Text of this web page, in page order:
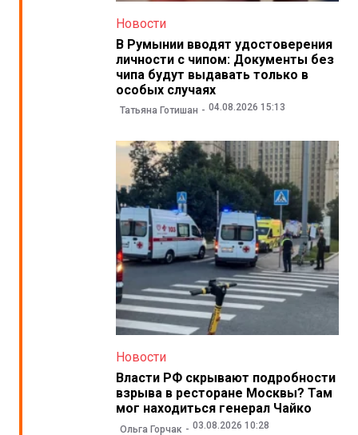
Новости
В Румынии вводят удостоверения
личности с чипом: Документы без
чипа будут выдавать только в
особых случаях
Татьяна Готишан 04.08.2026 15:13
Новости
Власти РФ скрывают подробности
взрыва в ресторане Москвы? Там
мог находиться генерал Чайко
Ольга Горчак 03.08.2026 10:28